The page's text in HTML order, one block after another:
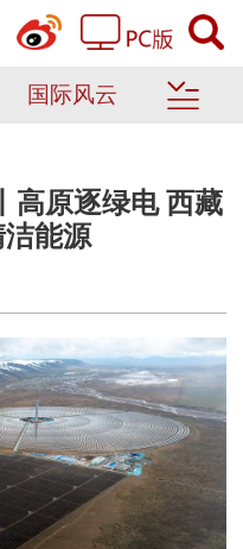
国际风云
高原逐绿电 西藏
能源